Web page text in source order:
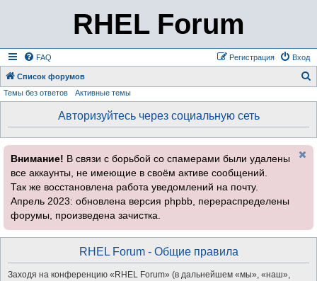
RHEL Forum
FAQ Вход
Регистрация
Список форумов
Темы без ответов Активные темы
Авторизуйтесь через социальную сеть
Внимание! В связи с борьбой со спамерами были удалены
все аккаунты, не имеющие в своём активе сообщений.
Так же восстановлена работа уведомлений на почту.
Апрель 2023: обновлена версия phpbb, перераспределены
форумы, произведена зачистка.
RHEL Forum - Общие правила
Заходя на конференцию «RHEL Forum» (в дальнейшем «мы», «наш»,